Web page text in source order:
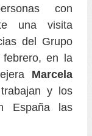
con
una visita
del Grupo
en la
Marcela
y los
España las